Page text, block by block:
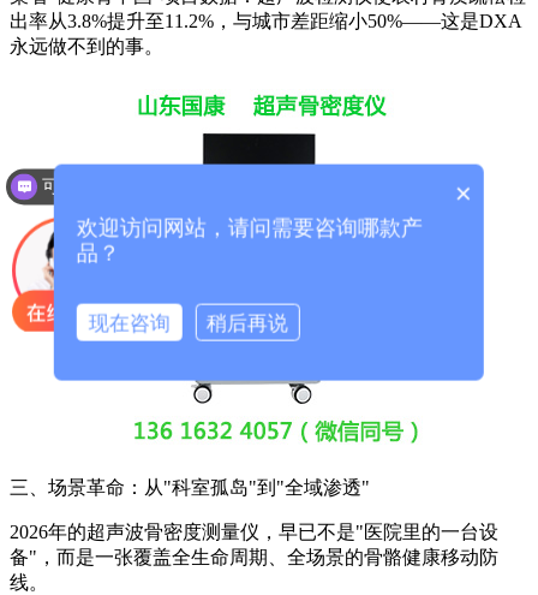
出率从3.8%提升至11.2%，与城市差距缩小50%——这是DXA
永远做不到的事。
三、场景革命：从"科室孤岛"到"全域渗透"
2026年的超声波骨密度测量仪，早已不是"医院里的一台设
备"，而是一张覆盖全生命周期、全场景的骨骼健康移动防
线。
×
欢迎访问网站，请问需要咨询哪款产
品？
现在咨询 稍后再说